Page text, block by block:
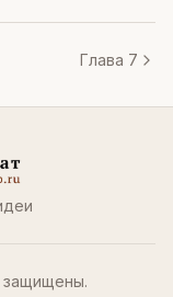
Глава 7
защищены.